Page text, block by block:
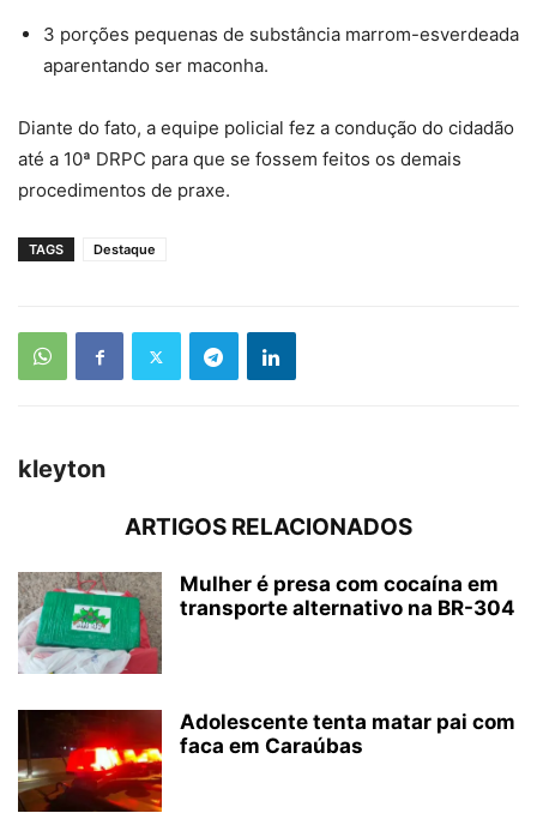
3 porções pequenas de substância marrom-esverdeada
aparentando ser maconha.
Diante do fato, a equipe policial fez a condução do cidadão
até a 10ª DRPC para que se fossem feitos os demais
procedimentos de praxe.
TAGS Destaque
kleyton
ARTIGOS RELACIONADOS
Mulher é presa com cocaína em
transporte alternativo na BR-304
Adolescente tenta matar pai com
faca em Caraúbas